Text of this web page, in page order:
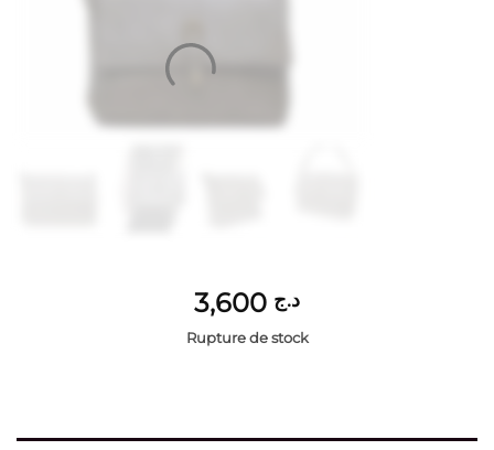
د.ج
Rupture de stock